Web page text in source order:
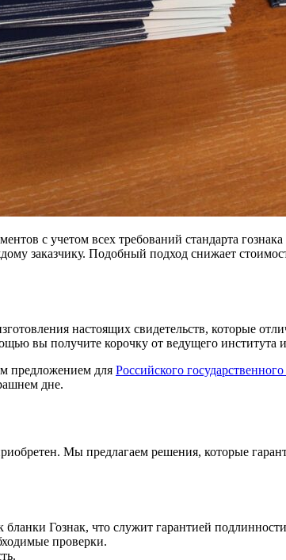
с учетом всех требований стандарта
заказчику. Подобный подход снижает
настоящих свидетельств, которые
вы получите корочку от ведущего института
предложением для Российского
дне.
Мы предлагаем решения, которые
Гознак, что служит гарантией
проверки.